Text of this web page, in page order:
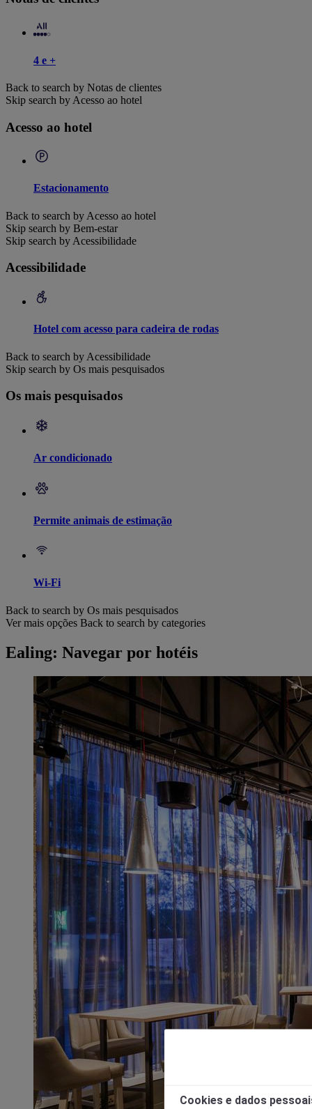
4 e +
Back to search by Notas de clientes
Skip search by Acesso ao hotel
Acesso ao hotel
Estacionamento
Back to search by Acesso ao hotel
Skip search by Bem-estar
Skip search by Acessibilidade
Acessibilidade
Hotel com acesso para cadeira de rodas
Back to search by Acessibilidade
Skip search by Os mais pesquisados
Os mais pesquisados
Ar condicionado
Permite animais de estimação
Wi-Fi
Back to search by Os mais pesquisados
Ver mais opções Back to search by categories
Ealing: Navegar por hotéis
Cookies e dados